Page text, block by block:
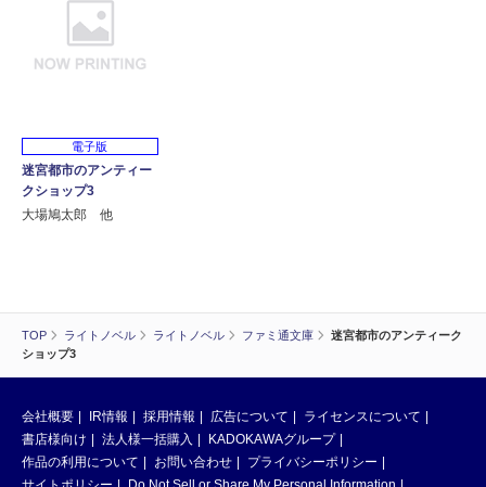
TOP ライトノベル ライトノベル ファミ通文庫
迷宮都市のアンティーク
ショップ3
電子版
迷宮都市のアンティー
クショップ3
大場鳩太郎 他
会社概要 IR情報 採用情報 広告について
ライセンスについて
書店様向け
法人様一括購入
KADOKAWAグループ
作品の利用について
お問い合わせ
プライバシーポリシー